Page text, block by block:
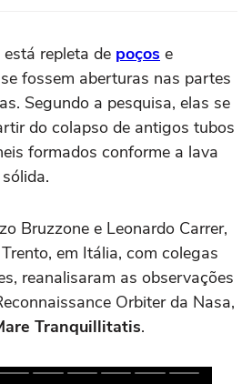
repleta de poços e
fossem aberturas nas partes
Segundo a pesquisa, elas se
do colapso de antigos tubos
formados conforme a lava
Bruzzone e Leonardo Carrer,
em Itália, com colegas
reanalisaram as observações
Orbiter da Nasa,
Tranquillitatis.